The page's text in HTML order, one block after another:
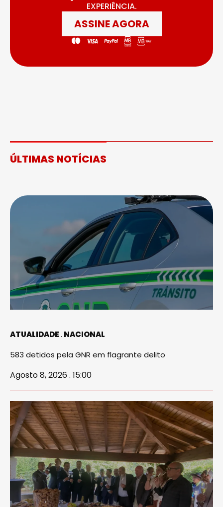
EXPERIÊNCIA.
ASSINE AGORA
ÚLTIMAS NOTÍCIAS
ATUALIDADE NACIONAL
583 detidos pela GNR em flagrante delito
Agosto 8, 2026 . 15:00